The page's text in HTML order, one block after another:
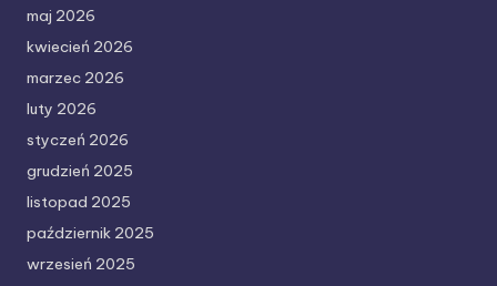
maj 2026
kwiecień 2026
marzec 2026
luty 2026
styczeń 2026
grudzień 2025
listopad 2025
październik 2025
wrzesień 2025